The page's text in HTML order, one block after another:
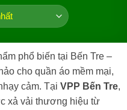
phổ biến tại Bến Tre –
cho quần áo mềm mại,
cảm. Tại VPP Bến Tre,
xả vải thương hiệu từ